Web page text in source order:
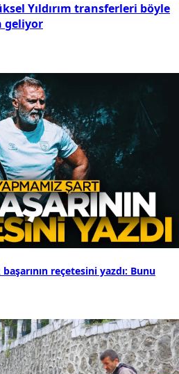
Yıldırım transferleri böyle
geliyor
reçetesini yazdı: Bunu